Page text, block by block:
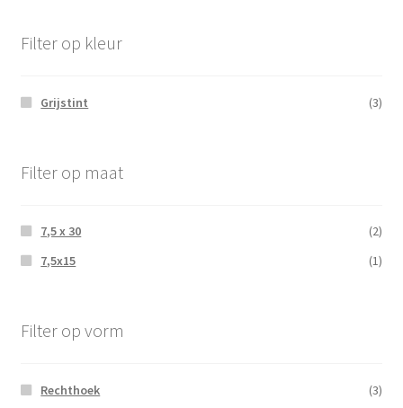
Filter op kleur
Grijstint (3)
Filter op maat
7,5 x 30
(2)
7,5x15
(1)
Filter op vorm
Rechthoek (3)